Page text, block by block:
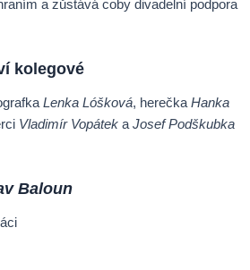
a zůstává coby divadelní podpora
kolegové
Lenka Lóšková, herečka Hanka
Vladimír Vopátek a Josef Podškubka
Baloun